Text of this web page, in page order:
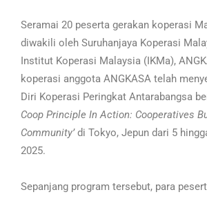
Seramai 20 peserta gerakan koperasi
diwakili oleh Suruhanjaya Koperasi
Institut Koperasi Malaysia (IKMa),
koperasi anggota ANGKASA telah
Diri Koperasi Peringkat Antarabangsa
Coop Principle In Action: Cooperatives
Community’di Tokyo, Jepun dari 5
2025.
Sepanjang program tersebut, para